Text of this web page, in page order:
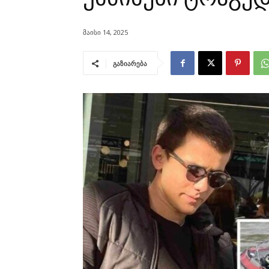
მაისი 14, 2025
გაზიარება